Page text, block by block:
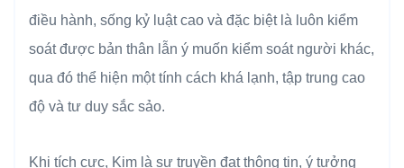
điều hành, sống kỷ luật cao và đặc biệt là luôn kiểm
soát được bản thân lẫn ý muốn kiểm soát người khác,
qua đó thể hiện một tính cách khá lạnh, tập trung cao
độ và tư duy sắc sảo.
Khi tích cực, Kim là sự truyền đạt thông tin, ý tưởng